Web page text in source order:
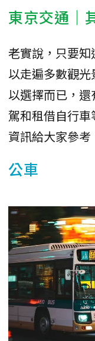
東京交通｜
老實說，只要
以走遍多數觀
以選擇而已，
駕和租借自行
資訊給大家參考
公車